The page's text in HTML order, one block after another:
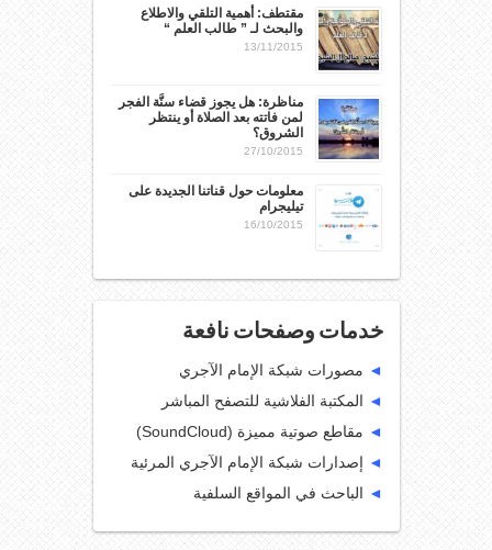
مقتطف: أهمية التلقي والاطلاع
والبحث لـ ” طالب العلم “
13/11/2015
مناظرة: هل يجوز قضاء سنَّة الفجر
لمن فاتته بعد الصلاة أو ينتظر
الشروق؟
27/10/2015
معلومات حول قناتنا الجديدة على
تيليجرام
16/10/2015
خدمات وصفحات نافعة
◄ مصورات شبكة الإمام الآجري
◄ المكتبة الفلاشية للتصفح المباشر
◄ مقاطع صوتية مميزة (SoundCloud)
◄ إصدارات شبكة الإمام الآجري المرئية
◄ الباحث في المواقع السلفية